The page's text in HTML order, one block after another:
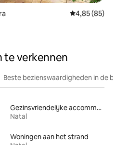
Gemiddelde
4,85 (85)
te verkennen
Beste bezienswaardigheden in de
Gezinsvriendelijke accommodaties
Natal
Woningen aan het strand